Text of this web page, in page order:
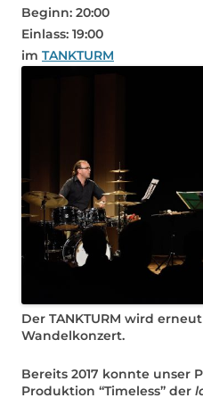
Beginn: 20:00
Einlass: 19:00
im TANKTURM
Der TANKTURM wird
Wandelkonzert.
Bereits 2017 konnte unser
Produktion “Timeless” der